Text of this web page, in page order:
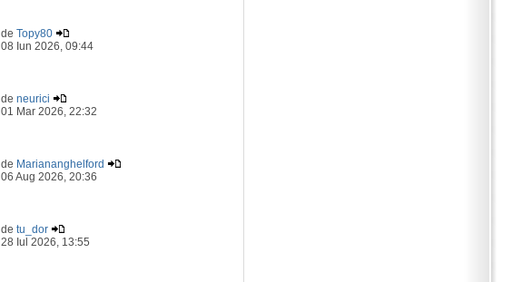
deTopy80
08 Iun 2026, 09:44
deneurici
01 Mar 2026, 22:32
de Mariananghelford
06 Aug 2026, 20:36
detu_dor
28 Iul 2026, 13:55